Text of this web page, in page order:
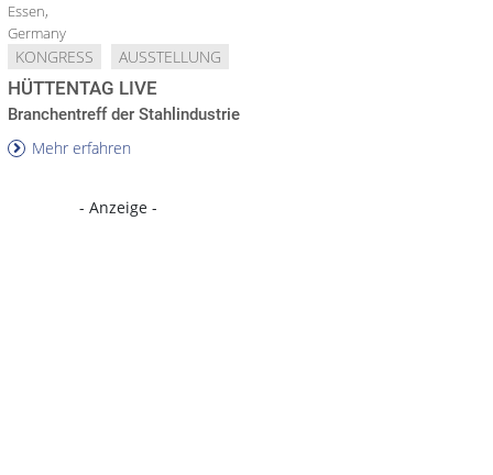
Essen,
Germany
KONGRESS AUSSTELLUNG
HÜTTENTAG LIVE
Branchentreff der Stahlindustrie
Mehr erfahren
- Anzeige -